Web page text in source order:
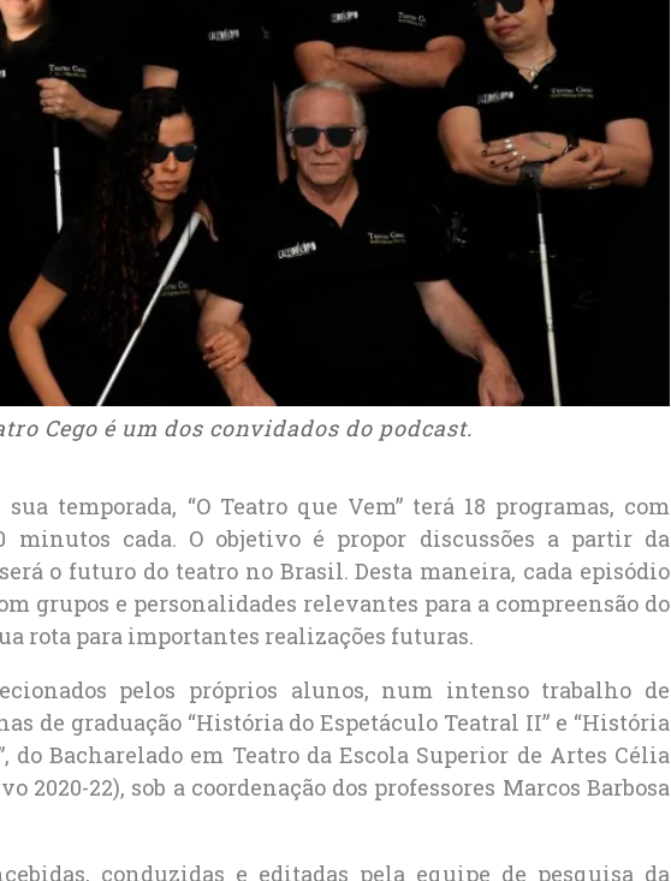
Cego é um dos convidados do podcast.
temporada, “O Teatro que Vem” terá 18 programas, com
minutos cada. O objetivo é propor discussões a partir da
o futuro do teatro no Brasil. Desta maneira, cada episódio
grupos e personalidades relevantes para a compreensão do
rota para importantes realizações futuras.
pelos próprios alunos, num intenso trabalho de
de graduação “História do Espetáculo Teatral II” e “História
do Bacharelado em Teatro da Escola Superior de Artes Célia
2020-22), sob a coordenação dos professores Marcos Barbosa
conduzidas e editadas pela equipe de pesquisa da